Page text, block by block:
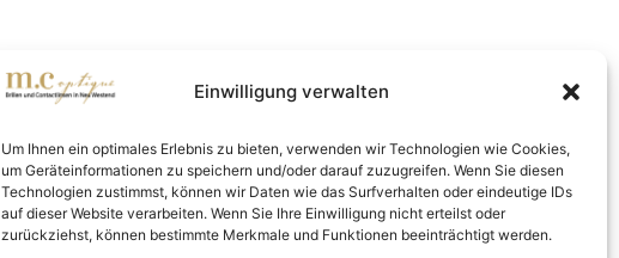
Einwilligung verwalten
Um Ihnen ein optimales Erlebnis zu bieten, verwenden wir Technologien wie Cookies,
um Geräteinformationen zu speichern und/oder darauf zuzugreifen. Wenn Sie diesen
Technologien zustimmst, können wir Daten wie das Surfverhalten oder eindeutige IDs
auf dieser Website verarbeiten. Wenn Sie Ihre Einwilligung nicht erteilst oder
zurückziehst, können bestimmte Merkmale und Funktionen beeinträchtigt werden.